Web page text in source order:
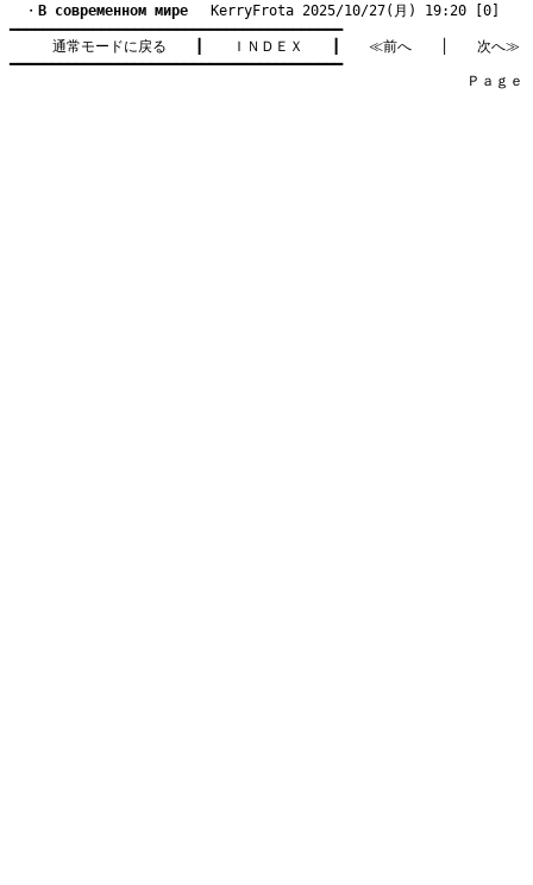
・ B современном мире KerryFrota 2025/10/27(月) 19:20 [0]
━━━━━━━━━━━━━━━━━━━━━━━━━━━━━━━━━━━━━━━━
通常モードに戻る
ＩＮＤＥＸ ≪前へ
次へ≫
━━━━━━━━━━━━━━━━━━━━━━━━━━━━━━━━━━━━━━━━
Ｐａｇｅ